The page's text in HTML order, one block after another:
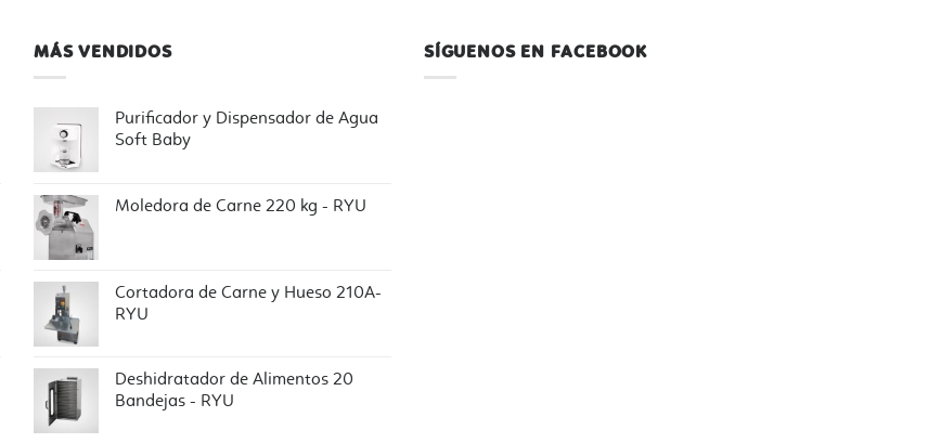
MÁS VENDIDOS
Purificador y Dispensador de Agua
Soft Baby
Moledora de Carne 220 kg - RYU
Cortadora de Carne y Hueso 210A-
RYU
Deshidratador de Alimentos 20
Bandejas - RYU
SÍGUENOS EN FACEBOOK